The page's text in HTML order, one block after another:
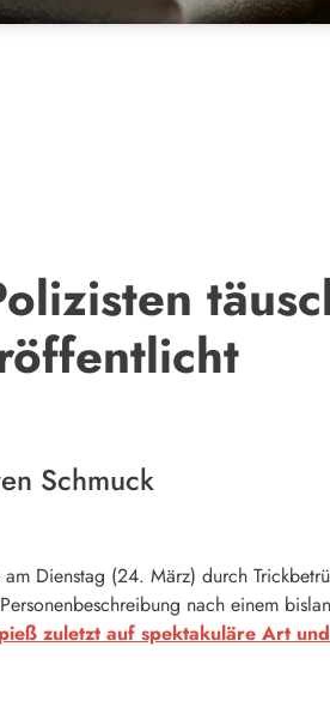
Schmuck
Dienstag (24. März) durch
nach einem
zuletzt auf spektakuläre Art